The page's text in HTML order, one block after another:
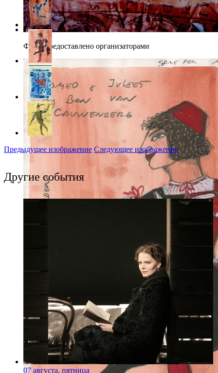
Фото: предоставлено организаторами
Предыдущее изображение Следующее изображение
Другие события
07 августа, пятница